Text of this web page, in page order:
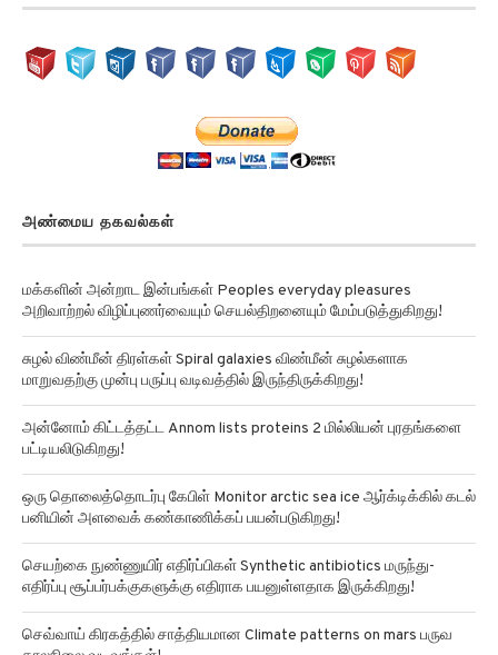
அறிவாற்றல் விழிப்புணர்வையும் செயல்திறனையும் மேம்படுத்துகிறது!
சுழல் விண்மீன் திரள்கள் Spiral galaxies விண்மீன் சுழல்களாக
மாறுவதற்கு முன்பு பருப்பு வடிவத்தில் இருந்திருக்கிறது!
அன்னோம் கிட்டத்தட்ட Annom lists proteins 2 மில்லியன் புரதங்களை
பட்டியலிடுகிறது!
ஒரு தொலைத்தொடர்பு கேபிள் Monitor arctic sea ice ஆர்க்டிக்கில் கடல்
பனியின் அளவைக் கண்காணிக்கப் பயன்படுகிறது!
செயற்கை நுண்ணுயிர் எதிர்ப்பிகள் Synthetic antibiotics மருந்து-
எதிர்ப்பு சூப்பர்பக்குகளுக்கு எதிராக பயனுள்ளதாக இருக்கிறது!
செவ்வாய் கிரகத்தில் சாத்தியமான Climate patterns on mars பருவ
காலநிலை வடிவங்கள்!